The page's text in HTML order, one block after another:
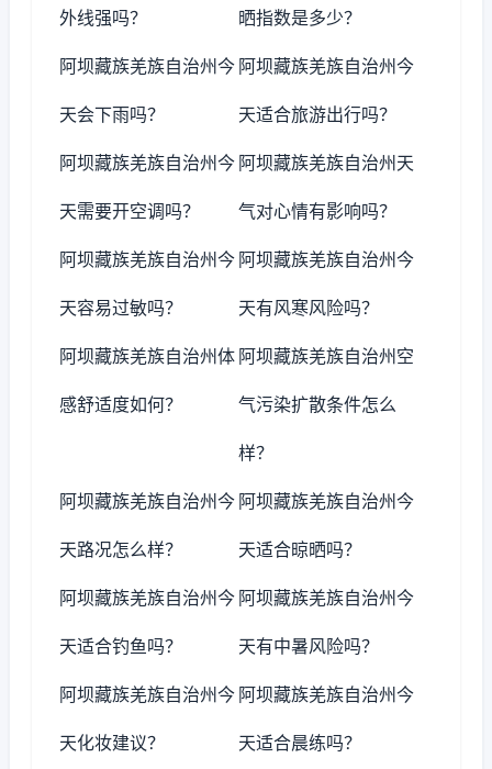
外线强吗？ 晒指数是多少？
阿坝藏族羌族自治州今
天会下雨吗？
阿坝藏族羌族自治州今
天适合旅游出行吗？
阿坝藏族羌族自治州今
天需要开空调吗？
阿坝藏族羌族自治州天
气对心情有影响吗？
阿坝藏族羌族自治州今
天容易过敏吗？
阿坝藏族羌族自治州今
天有风寒风险吗？
阿坝藏族羌族自治州体
感舒适度如何？
阿坝藏族羌族自治州空
气污染扩散条件怎么
样？
阿坝藏族羌族自治州今
天路况怎么样？
阿坝藏族羌族自治州今
天适合晾晒吗？
阿坝藏族羌族自治州今
天适合钓鱼吗？
阿坝藏族羌族自治州今
天有中暑风险吗？
阿坝藏族羌族自治州今
天化妆建议？
阿坝藏族羌族自治州今
天适合晨练吗？